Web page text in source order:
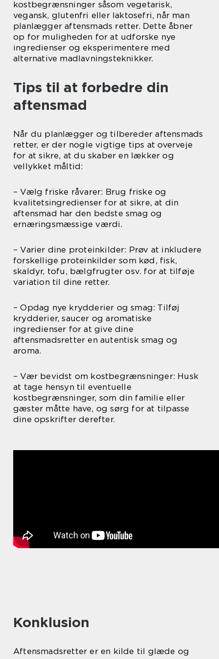
kostbegrænsninger såsom vegetarisk,
vegansk, glutenfri eller laktosefri, når man
planlægger aftensmads retter. Dette åbner
op for muligheden for at udforske nye
ingredienser og eksperimentere med
alternative madlavningsteknikker.
Tips til at forbedre din
aftensmad
Når du planlægger og tilbereder aftensmads
retter, er der nogle vigtige tips at overveje
for at sikre, at du skaber en lækker og
vellykket måltid:
– Vælg friske råvarer: Brug friske og
kvalitetsingredienser for at sikre, at din
aftensmad har den bedste smag og
ernæringsmæssige værdi.
– Varier dine proteinkilder: Prøv at inkludere
forskellige proteinkilder som kød, fisk,
skaldyr, tofu, bælgfrugter osv. for at tilføje
variation til dine retter.
– Opdag nye krydderier og smag: Tilføj
krydderier, saucer og aromatiske
ingredienser for at give dine
aftensmadsretter en autentisk smag og
aroma.
– Vær bevidst om kostbegrænsninger: Husk
at tage hensyn til eventuelle
kostbegrænsninger, som din familie eller
gæster måtte have, og sørg for at tilpasse
dine opskrifter derefter.
Konklusion
Aftensmadsretter er en kilde til glæde og